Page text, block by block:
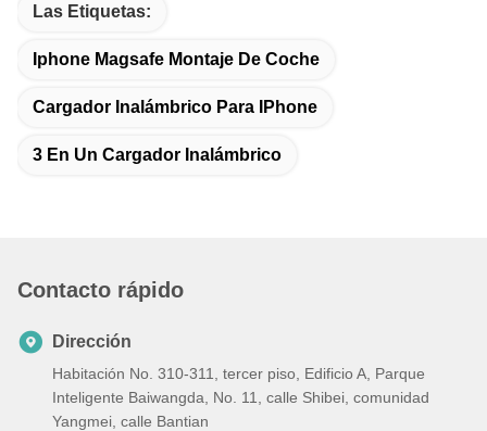
Las Etiquetas:
Iphone Magsafe Montaje De Coche
Cargador Inalámbrico Para IPhone
3 En Un Cargador Inalámbrico
Contacto rápido
Dirección
Habitación No. 310-311, tercer piso, Edificio A, Parque
Inteligente Baiwangda, No. 11, calle Shibei, comunidad
Yangmei, calle Bantian